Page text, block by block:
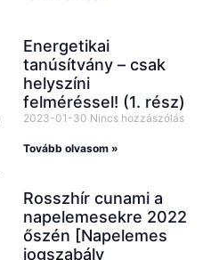
Energetikai
tanúsítvány – csak
helyszíni
felméréssel! (1. rész)
2023-01-30 Nincs hozzászólás
Tovább olvasom »
Rosszhír cunami a
napelemesekre 2022
őszén [Napelemes
jogszabály